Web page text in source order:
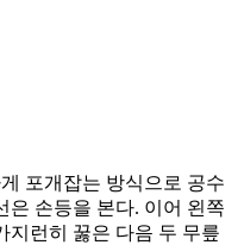
포개잡는 방식으로 공수
은 손등을 본다. 이어 왼쪽
지런히 꿇은 다음 두 무릎